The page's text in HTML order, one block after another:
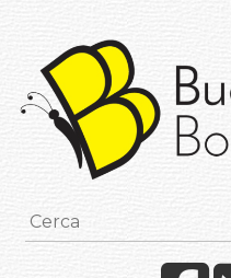
Buendia
Books
ali